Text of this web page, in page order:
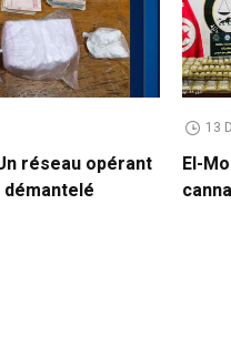
réseau opérant
démantelé
13
El-